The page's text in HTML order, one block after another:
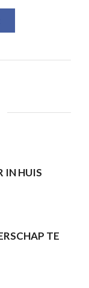
IN HUIS
TE